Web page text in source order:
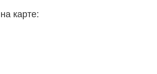
карте: